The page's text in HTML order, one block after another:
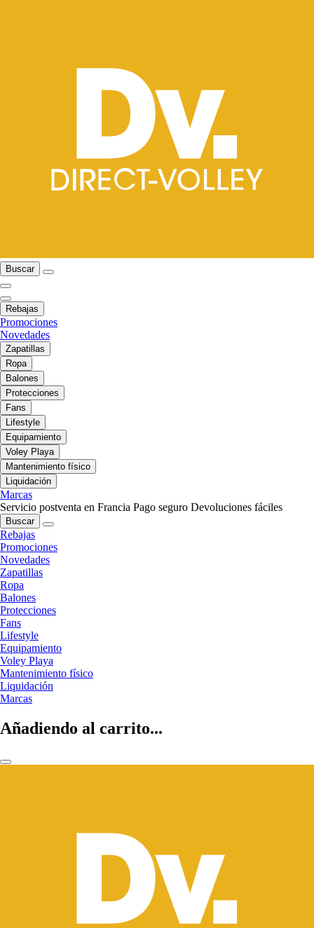
Buscar
Rebajas
Promociones
Novedades
Zapatillas
Ropa
Balones
Protecciones
Fans
Lifestyle
Equipamiento
Voley Playa
Mantenimiento físico
Liquidación
Marcas
Servicio postventa en Francia Pago seguro Devoluciones fáciles
Buscar
Rebajas
Promociones
Novedades
Zapatillas
Ropa
Balones
Protecciones
Fans
Lifestyle
Equipamiento
Voley Playa
Mantenimiento físico
Liquidación
Marcas
Añadiendo al carrito...